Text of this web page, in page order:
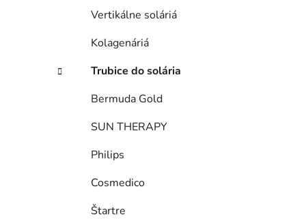
Vertikálne soláriá
Kolagenáriá
Trubice do solária
Bermuda Gold
SUN THERAPY
Philips
Cosmedico
Štartre